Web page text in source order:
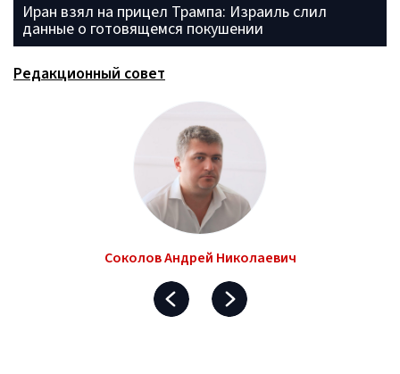
Иран взял на прицел Трампа: Израиль слил
данные о готовящемся покушении
Редакционный совет
Соколов Андрей Николаевич